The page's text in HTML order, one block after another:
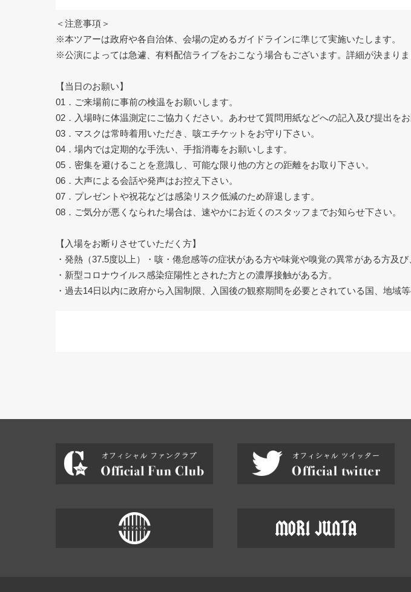
＜注意事項＞
※本ツアーは政府や各自治体、会場の定めるガイドラインに準じて実施いたします。
※公演によっては急遽、有料配信ライブをおこなう場合もございます。詳細が決まりま
【当日のお願い】
01．ご来場前に事前の検温をお願いします。
02．入場時に体温測定にご協力ください。あわせて質問用紙などへの記入及び提出をお
03．マスクは常時着用いただき、咳エチケットをお守り下さい。
04．場内では定期的な手洗い、手指消毒をお願いします。
05．密集を避けることを意識し、可能な限り他の方との距離をお取り下さい。
06．大声による会話や発声はお控え下さい。
07．プレゼントや祝花などは感染リスク低減のため辞退します。
08．ご気分が悪くなられた場合は、速やかにお近くのスタッフまでお知らせ下さい。
【入場をお断りさせていただく方】
・発熱（37.5度以上）・咳・倦怠感等の症状がある方や味覚や嗅覚の異常がある方及
・新型コロナウイルス感染症陽性とされた方との濃厚接触がある方。
・過去14日以内に政府から入国制限、入国後の観察期間を必要とされている国、地域